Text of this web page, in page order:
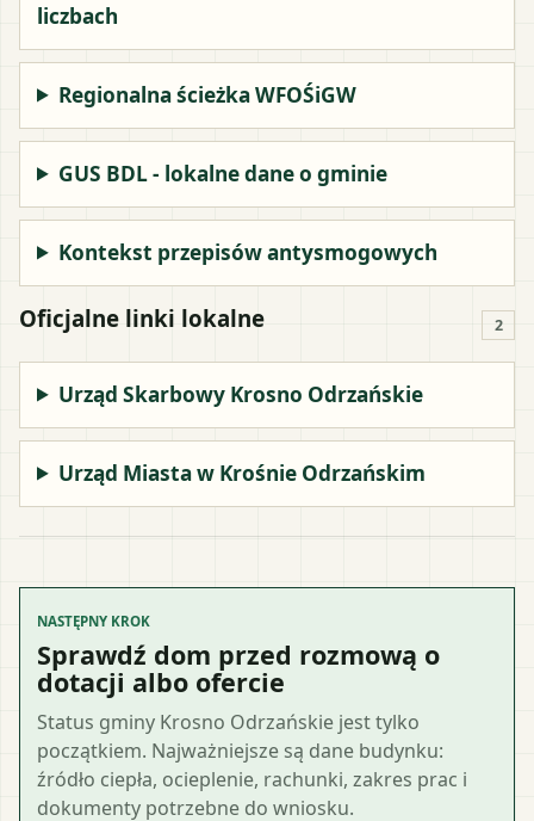
liczbach
Regionalna ścieżka WFOŚiGW
GUS BDL - lokalne dane o gminie
Kontekst przepisów antysmogowych
Oficjalne linki lokalne 2
Urząd Skarbowy Krosno Odrzańskie
Urząd Miasta w Krośnie Odrzańskim
NASTĘPNY KROK
Sprawdź dom przed rozmową o
dotacji albo ofercie
Status gminy Krosno Odrzańskie jest tylko
początkiem. Najważniejsze są dane budynku:
źródło ciepła, ocieplenie, rachunki, zakres prac i
dokumenty potrzebne do wniosku.